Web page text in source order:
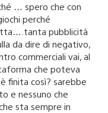
… spero che con
perché
pubblicità
da dire di negativo,
commerciali vai, al
che poteva
finita così? sarebbe
e nessuno che
sta sempre in